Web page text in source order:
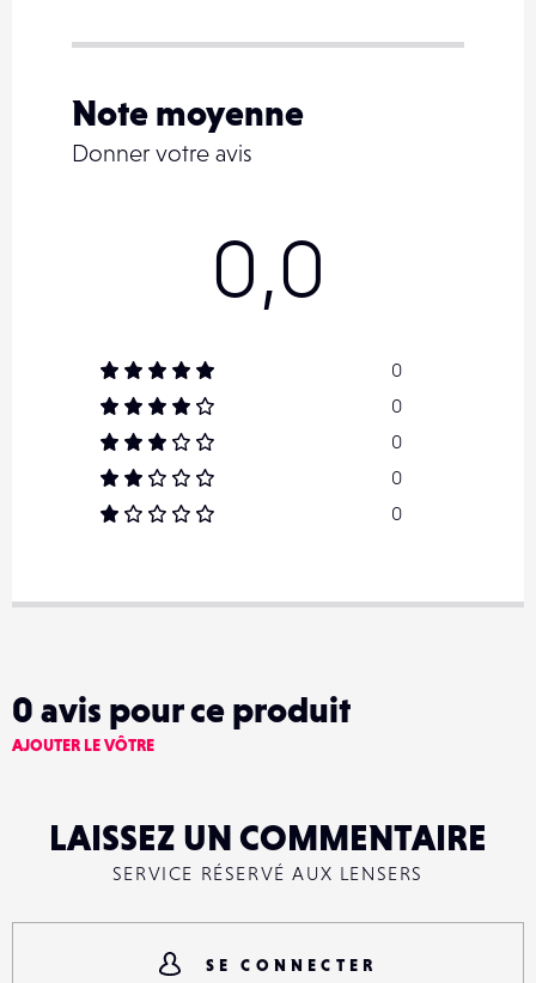
Note moyenne
Donner votre avis
0,0
0
0
0
0
0
0 avis pour ce produit
AJOUTER LE VÔTRE
LAISSEZ UN COMMENTAIRE
SERVICE RÉSERVÉ AUX LENSERS
SE CONNECTER